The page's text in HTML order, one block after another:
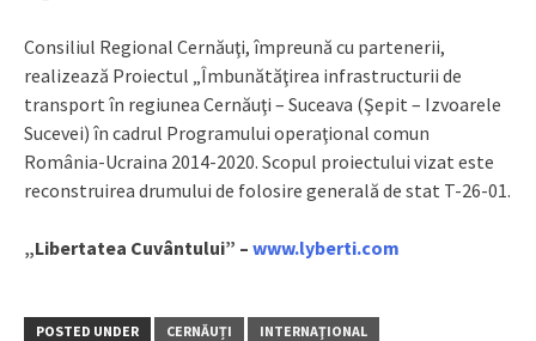
Consiliul Regional Cernăuţi, împreună cu partenerii,
realizează Proiectul „Îmbunătăţirea infrastructurii de
transport în regiunea Cernăuţi – Suceava (Şepit – Izvoarele
Sucevei) în cadrul Programului operaţional comun
România-Ucraina 2014-2020. Scopul proiectului vizat este
reconstruirea drumului de folosire generală de stat T-26-01.
„Libertatea Cuvântului” – www.lyberti.com
POSTED UNDER CERNĂUȚI INTERNAŢIONAL